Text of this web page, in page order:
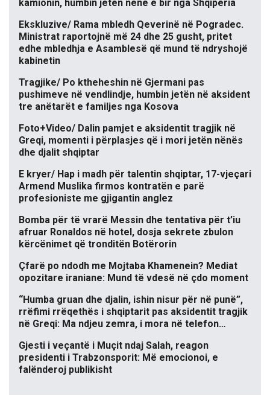
kamionin, humbin jetën nënë e bir nga Shqipëria
Ekskluzive/ Rama mbledh Qeverinë në Pogradec.
Ministrat raportojnë më 24 dhe 25 gusht, pritet
edhe mbledhja e Asamblesë që mund të ndryshojë
kabinetin
Tragjike/ Po ktheheshin në Gjermani pas
pushimeve në vendlindje, humbin jetën në aksident
tre anëtarët e familjes nga Kosova
Foto+Video/ Dalin pamjet e aksidentit tragjik në
Greqi, momenti i përplasjes që i mori jetën nënës
dhe djalit shqiptar
E kryer/ Hap i madh për talentin shqiptar, 17-vjeçari
Armend Muslika firmos kontratën e parë
profesioniste me gjigantin anglez
Bomba për të vrarë Messin dhe tentativa për t’iu
afruar Ronaldos në hotel, dosja sekrete zbulon
kërcënimet që tronditën Botërorin
Çfarë po ndodh me Mojtaba Khamenein? Mediat
opozitare iraniane: Mund të vdesë në çdo moment
“Humba gruan dhe djalin, ishin nisur për në punë”,
rrëfimi rrëqethës i shqiptarit pas aksidentit tragjik
në Greqi: Ma ndjeu zemra, i mora në telefon…
Gjesti i veçantë i Muçit ndaj Salah, reagon
presidenti i Trabzonsporit: Më emocionoi, e
falënderoj publikisht